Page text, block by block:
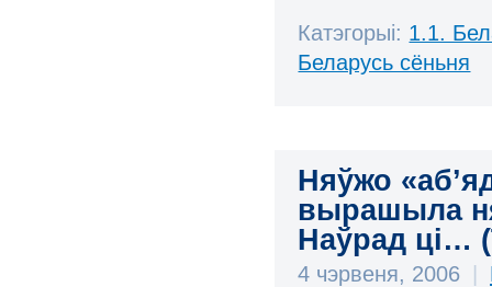
Катэгорыі: 1.1.
Беларусь сёньня
Няўжо
вырашыла
Наўрад ці…
4 чэрвеня, 2006 |